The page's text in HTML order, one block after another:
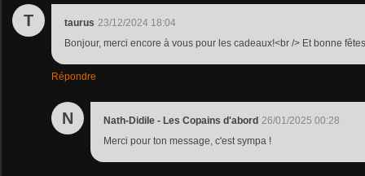
T taurus 23/12/2024 18:04
Bonjour, merci encore à vous pour les cadeaux!<br /> Et bonne
Répondre
N Nath-Didile - Les Copains d'abord 26/01/2025 00:28
Merci pour ton message, c'est sympa !